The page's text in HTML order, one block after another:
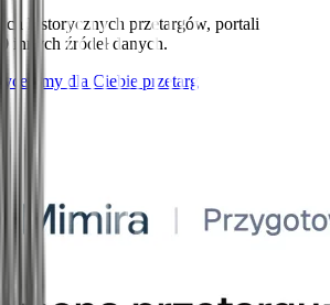
historycznych przetargów, portali
innych źródeł danych.
dla Ciebie przetarg